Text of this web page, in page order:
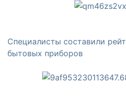
Специалисты составили
бытовых приборов